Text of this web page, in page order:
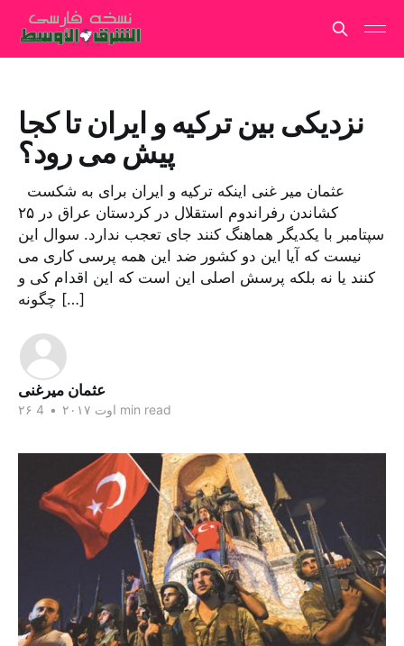
نزدیکی بین ترکیه و ایران تا کجا
پیش می رود؟
کشاندن رفراندوم استقلال در کردستان عراق در ۲۵
سپتامبر با یکدیگر هماهنگ کنند جای تعجب ندارد. سوال این
نیست که آیا این دو کشور ضد این همه پرسی کاری می
کنند یا نه بلکه پرسش اصلی این است که این اقدام کی و
چگونه […]
عثمان میرغنی
۲۶ اوت ۲۰۱۷ • 4 min read